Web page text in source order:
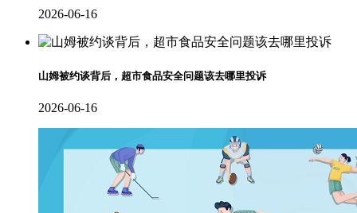
2026-06-16
山姆被约谈背后，超市食品安全问题该去哪里投诉
2026-06-16